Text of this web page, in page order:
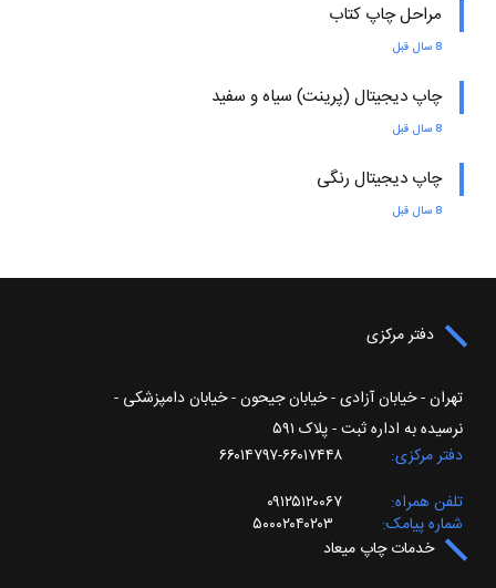
مراحل چاپ کتاب
8 سال قبل
چاپ دیجیتال (پرینت) سیاه و سفید
8 سال قبل
چاپ دیجیتال رنگی
8 سال قبل
دفتر مرکزی
تهران - خیابان آزادی - خیابان جیحون - خیابان دامپزشکی -
نرسیده به اداره ثبت - پلاک ۵۹۱
دفتر مرکزی
۶۶۰۱۷۴۴۸-۶۶۰۱۴۷۹۷
تلفن همراه
۰۹۱۲۵۱۲۰۰۶۷
شماره پیامک
۵۰۰۰۲۰۴۰۲۰۳
خدمات چاپ میعاد